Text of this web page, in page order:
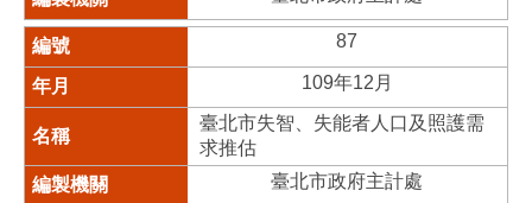
87
109年12月
臺北市失智、失能者人口及照護需
求推估
臺北市政府主計處